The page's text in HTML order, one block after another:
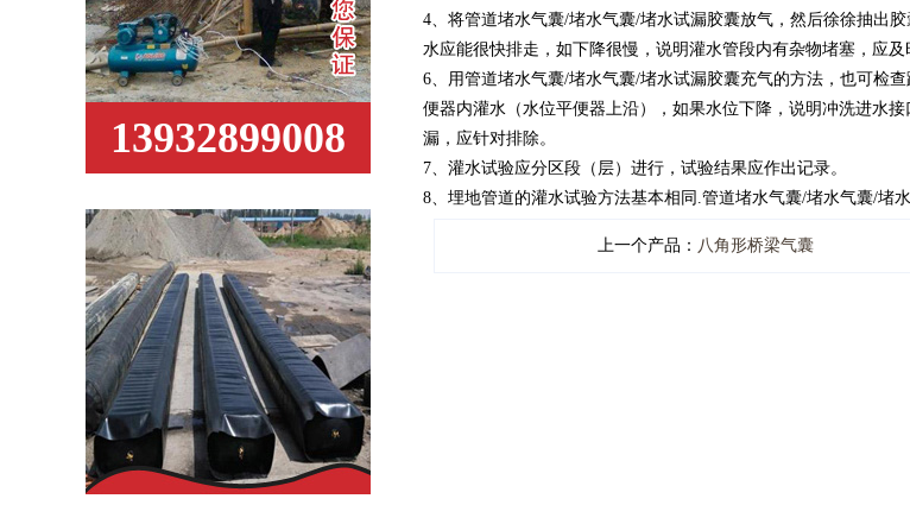
13932899008
4、将管道堵水气囊/堵水气囊/堵水试漏胶囊放气，然后徐徐抽出
水应能很快排走，如下降很慢，说明灌水管段内有杂物堵塞，应及
6、用管道堵水气囊/堵水气囊/堵水试漏胶囊充气的方法，也可检
便器内灌水（水位平便器上沿），如果水位下降，说明冲洗进水
漏，应针对排除。
7、灌水试验应分区段（层）进行，试验结果应作出记录。
8、埋地管道的灌水试验方法基本相同.管道堵水气囊/堵水气囊/堵
上一个产品： 八角形桥梁气囊